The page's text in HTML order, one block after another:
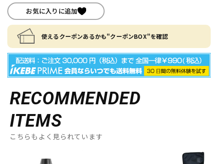
お気に入りに追加
使えるクーポンあるかも"クーポンBOX"を確認
RECOMMENDED
ITEMS
こちらもよく見られています